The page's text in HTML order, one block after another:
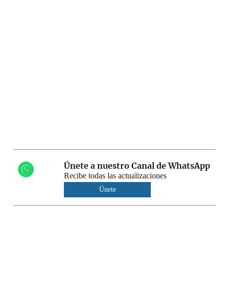
Únete a nuestro Canal de WhatsApp
Recibe todas las actualizaciones
Únete